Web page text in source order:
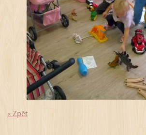
« Zpět